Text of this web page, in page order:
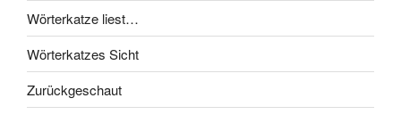
Wörterkatze liest…
Wörterkatzes Sicht
Zurückgeschaut